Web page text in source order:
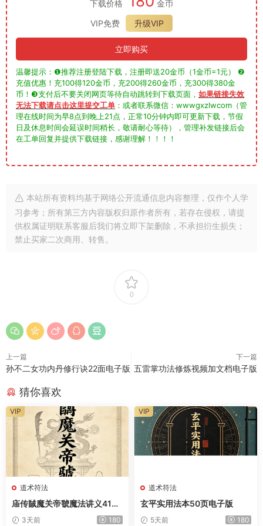
下载价格
金币
VIP免费
升级VIP
立即购买
温馨提示：❶推荐注册登陆下载，注册即送20金币（1金币=1元） ❷
充值优惠！充100得120金币，充200得260金币，充300得380金
币！❸支付后不要关闭网页等待自动跳转到下载页面， 如果链接失效
无法下载请点击这里提交工单 ：或者联系微信：wwwgxzlwcom（管
理在线时间为早8点到晚上21点，正常10分钟内即可更新下载，节假
日及休息时间会延误时间稍长，敬请耐心等待），管理补发链接后会
在工单回复并提供下载链接，感谢理解！！！！
本站所有资料均基于网络公开流通信息内容整理，仅作个人学
习参考；所有第三方内容版权归原作者所有，若存在侵权，请提
供权属证明联系客服后我们将立即下架删除，不承担衍生损失；
禁止买家二次商用、转售。
0
上一篇
孙不二女功内丹修行诀22面电子版
下一篇
五雷掌功法修炼视频加文档电子版
猜你喜欢
道术符法
庙传馘魔关帝虢魔法讲义41页
电子版
3天前 180
VIP
道术符法
玄平实用法本50页电子版
5天前 180
VIP